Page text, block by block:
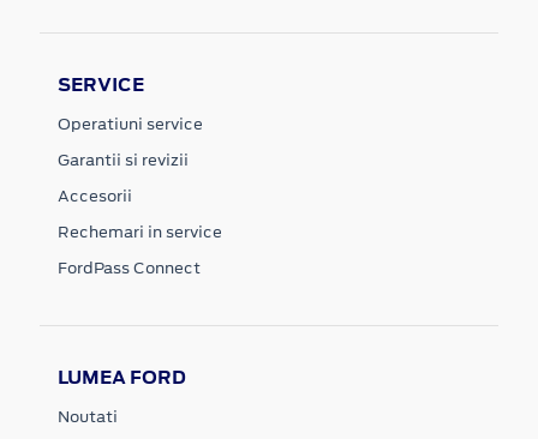
SERVICE
Operatiuni service
Garantii si revizii
Accesorii
Rechemari in service
FordPass Connect
LUMEA FORD
Noutati